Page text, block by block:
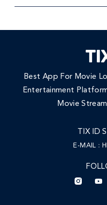
Best App For Movie
Entertainment
Movie
TIX ID
E-MAIL :